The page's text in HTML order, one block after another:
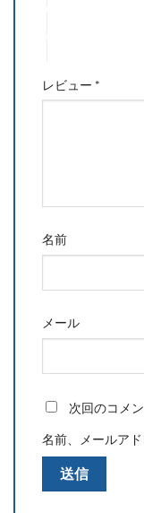
レビュー *
名前
メール
次回のコメ
名前、メールアド